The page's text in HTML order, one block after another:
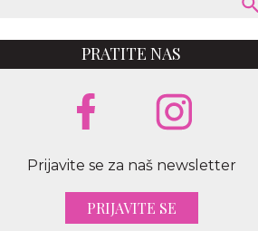
PRATITE NAS
Prijavite se za naš newsletter
PRIJAVITE SE